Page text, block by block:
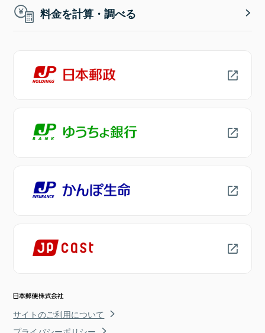
料金を計算・調べる
サイトのご利用について